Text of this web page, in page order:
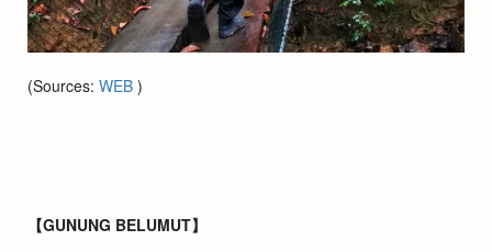
(Sources: WEB )
【GUNUNG BELUMUT】